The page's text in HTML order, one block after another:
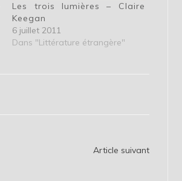
Les trois lumières – Claire
Keegan
6 juillet 2011
Dans "Littérature étrangère"
Article suivant